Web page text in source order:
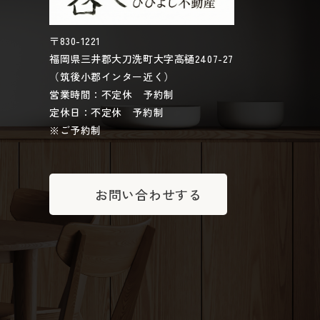
〒830-1221
福岡県三井郡大刀洗町大字高樋2407-27
（筑後小郡インター近く）
営業時間：不定休 予約制
定休日：不定休 予約制
※ご予約制
お問い合わせする